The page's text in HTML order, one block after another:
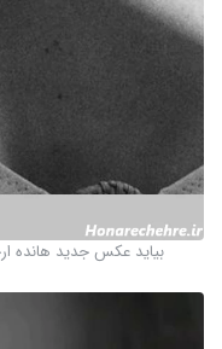
بیاید عکس جدید هانده